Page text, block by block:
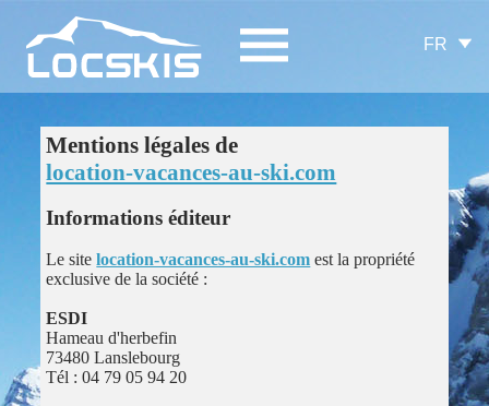
FR
Mentions légales de
location-vacances-au-ski.com
Informations éditeur
Le sitelocation-vacances-au-ski.com est la propriété
exclusive de la société :
ESDI
Hameau d'herbefin
73480 Lanslebourg
Tél : 04 79 05 94 20